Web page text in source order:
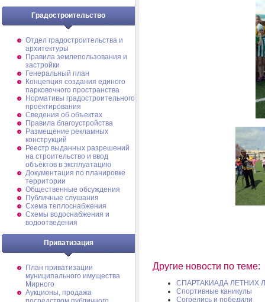
Градостроительство
Отдел градостроительства и
архитектуры
Правила землепользования и
застройки
Генеральный план
Концепция создания единого
парковочного пространства
Нормативы градостроительного
проектирования
Сведения об объектах
Правила благоустройства
Размещение рекламных
конструкций
Реестр выданных разрешений
на строительство и ввод
объектов в эксплуатацию
Документация по планировке
территории
Общественные обсуждения
Публичные слушания
Схема теплоснабжения
Схемы водоснабжения и
водоотведения
Приватизация
План приватизации
муниципального имущества
Мирного
Аукционы, продажа
Другие новости по теме:
СПАРТАКИАДА ЛЕТНИХ
Спортивные каникулы
Согрелись и победили